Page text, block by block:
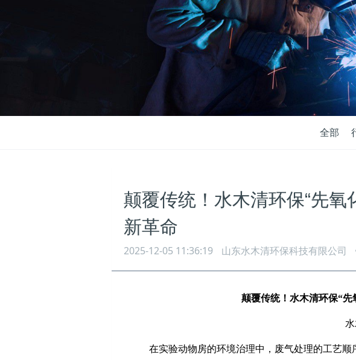
全部
颠覆传统！水木清环保“先
新革命
2025-12-05 11:36:19 山东水木清环保科技有限公司
颠覆传统！水木清环保“先
在实验动物房的环境治理中，废气处理的工艺